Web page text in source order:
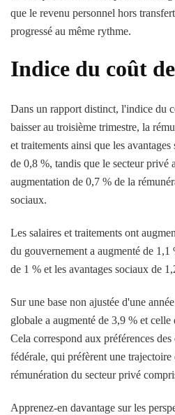
que le revenu personnel hors
progressé au même rythme.
Indice du coût
Dans un rapport distinct, l'indice du
baisser au troisième trimestre, la
et traitements ainsi que les
de 0,8 %, tandis que le secteur privé
augmentation de 0,7 % de la
sociaux.
Les salaires et traitements ont
du gouvernement a augmenté de 1,1
de 1 % et les avantages sociaux de
Sur une base non ajustée d'une
globale a augmenté de 3,9 % et
Cela correspond aux préférences
fédérale, qui préfèrent une trajectoire
rémunération du secteur privé
Apprenez-en davantage sur les